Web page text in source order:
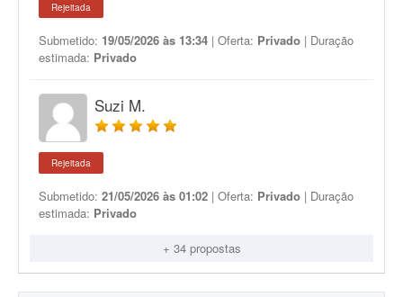
Rejeitada
Submetido: 19/05/2026 às 13:34 | Oferta: Privado | Duração
estimada: Privado
Suzi M.
Rejeitada
Submetido: 21/05/2026 às 01:02 | Oferta: Privado | Duração
estimada: Privado
+ 34 propostas